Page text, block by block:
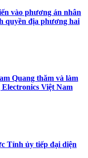
vào phương án nhân
quyền địa phương hai
Quang thăm và làm
Việt Nam
Tỉnh ủy tiếp đại diện